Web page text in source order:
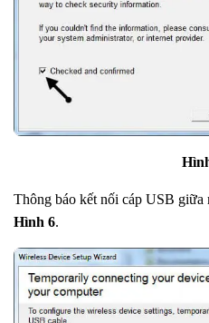
Thông báo kết nối cáp USB giữa
Hình 6.